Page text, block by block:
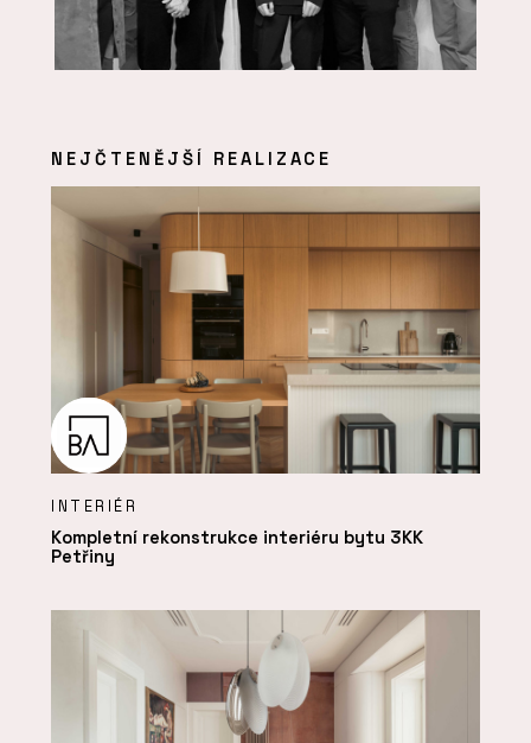
NEJČTENĚJŠÍ REALIZACE
INTERIÉR
Kompletní rekonstrukce interiéru bytu 3KK
Petřiny